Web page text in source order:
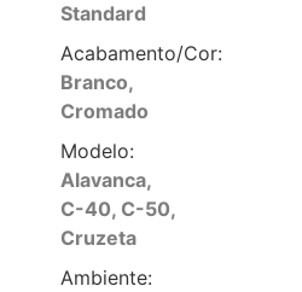
Standard
Acabamento/Cor:
Branco,
Cromado
Modelo:
Alavanca,
C-40, C-50,
Cruzeta
Ambiente: